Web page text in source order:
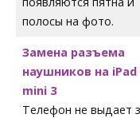
полосы на фото.
Замена разъема
наушников на iPad
mini 3
Телефон не выдает